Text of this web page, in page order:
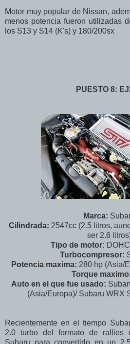
Motor muy popular de Nissan,
menos potencia fueron utilizadas
los S13 y S14 (K's) y 180/200sx
PUESTO 8:
Marca:
Cilindrada: 2547cc (2.5 litros,
ser 2.6
Tipo de motor:
Turbocompresor:
Potencia maxima: 280 hp (Asia/
Torque
Auto en el que fue usado:
(Asia/Europa)/ Subaru WRX
Recientemente en el tiempo
2.0 turbo del formato de rallies